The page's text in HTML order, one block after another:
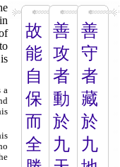
故
能
自
保
而
全
善
攻
者
動
於
九
善
守
者
藏
於
九
a